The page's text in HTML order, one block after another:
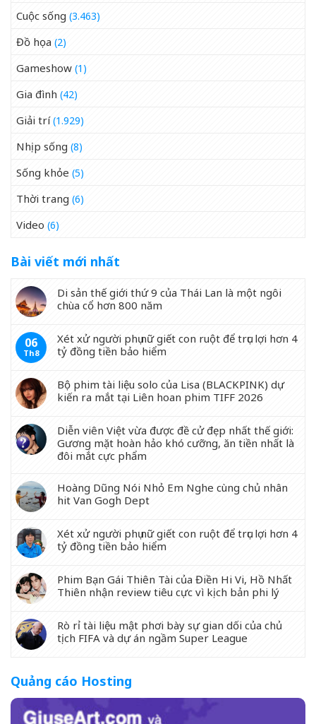
Cuộc sống (3.463)
Đồ họa (2)
Gameshow (1)
Gia đình (42)
Giải trí(1.929)
Nhịp sống (8)
Sống khỏe (5)
Thời trang (6)
Video (6)
Bài viết mới nhất
Di sản thế giới thứ 9 của Thái Lan là một ngôi
chùa cổ hơn 800 năm
06
Th8
Xét xử người phụ nữ giết con ruột để trục lợi hơn 4
tỷ đồng tiền bảo hiểm
Bộ phim tài liệu solo của Lisa (BLACKPINK) dự
kiến ra mắt tại Liên hoan phim TIFF 2026
Diễn viên Việt vừa được đề cử đẹp nhất thế giới:
Gương mặt hoàn hảo khó cưỡng, ăn tiền nhất là
đôi mắt cực phẩm
Hoàng Dũng Nói Nhỏ Em Nghe cùng chủ nhân
hit Van Gogh Dept
Xét xử người phụ nữ giết con ruột để trục lợi hơn 4
tỷ đồng tiền bảo hiểm
Phim Bạn Gái Thiên Tài của Điền Hi Vi, Hồ Nhất
Thiên nhận review tiêu cực vì kịch bản phi lý
Rò rỉ tài liệu mật phơi bày sự gian dối của chủ
tịch FIFA và dự án ngầm Super League
Quảng cáo Hosting